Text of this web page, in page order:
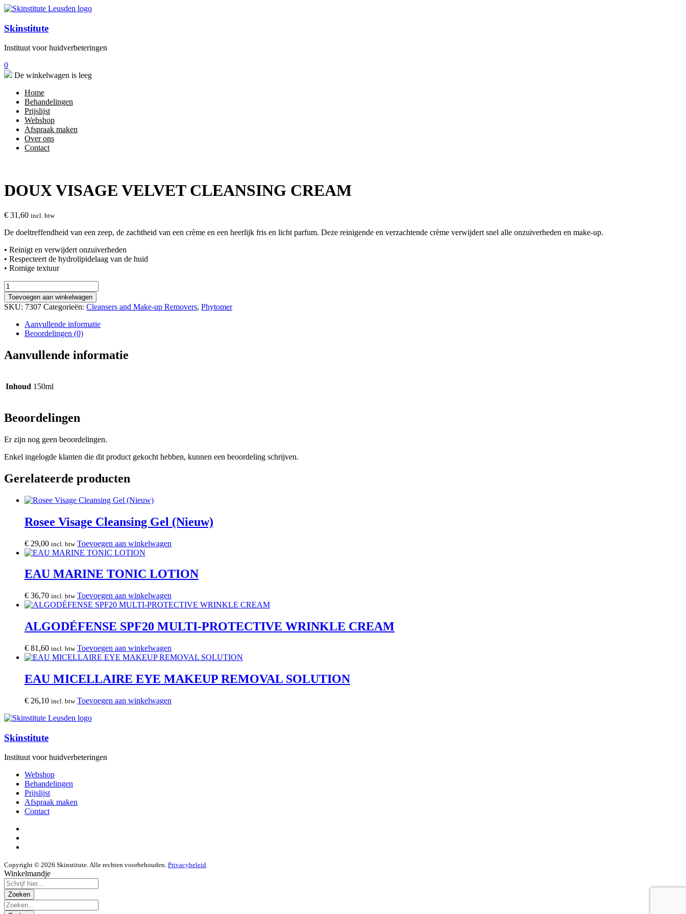
Skinstitute
Instituut voor huidverbeteringen
0
De winkelwagen is leeg
Home
Behandelingen
Prijslijst
Webshop
Afspraak maken
Over ons
Contact
DOUX VISAGE VELVET CLEANSING CREAM
€ 31,60 incl. btw
De doeltreffendheid van een zeep, de zachtheid van een crème en een heerlijk fris en licht parfum. Deze reinigende en verzachtende crème verwijdert snel alle onzuiverheden en make-up.
• Reinigt en verwijdert onzuiverheden
• Respecteert de hydrolipidelaag van de huid
• Romige textuur
DOUX
VISAGE
VELVET
CLEANSING
CREAM
aantal
Toevoegen aan winkelwagen
SKU: 7307 Categorieën: Cleansers and Make-up Removers, Phytomer
Aanvullende informatie
Beoordelingen (0)
Aanvullende informatie
Inhoud 150ml
Beoordelingen
Er zijn nog geen beoordelingen.
Enkel ingelogde klanten die dit product gekocht hebben, kunnen een beoordeling schrijven.
Gerelateerde producten
Rosee Visage Cleansing Gel (Nieuw)
€ 29,00 incl. btw Toevoegen aan winkelwagen
EAU MARINE TONIC LOTION
€ 36,70 incl. btw Toevoegen aan winkelwagen
ALGODÉFENSE SPF20 MULTI-PROTECTIVE WRINKLE CREAM
€ 81,60 incl. btw Toevoegen aan winkelwagen
EAU MICELLAIRE EYE MAKEUP REMOVAL SOLUTION
€ 26,10 incl. btw Toevoegen aan winkelwagen
Skinstitute
Instituut voor huidverbeteringen
Webshop
Behandelingen
Prijslijst
Afspraak maken
Contact
Copyright © 2026 Skinstitute. Alle rechten voorbehouden. Privacybeleid
Winkelmandje